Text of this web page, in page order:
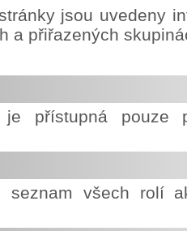
jsou uvedeny
a přiřazených
je přístupná
všech rolí